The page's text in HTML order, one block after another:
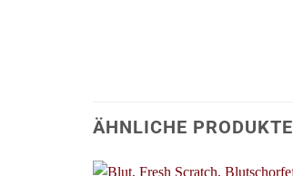
ÄHNLICHE PRODUKTE